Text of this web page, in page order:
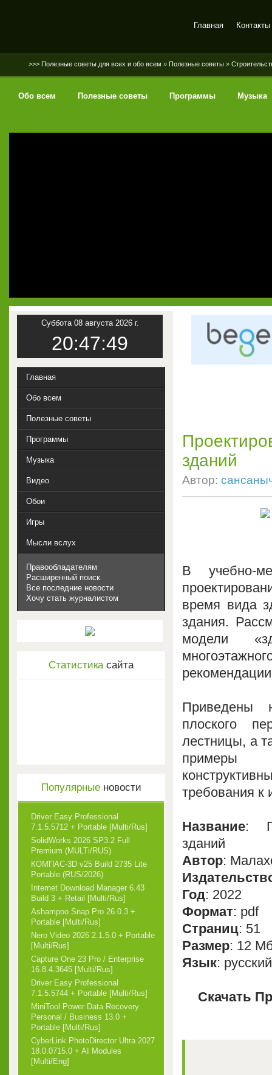
Главная Контакты
>>> Полезные советы для всех и обо всем » Полезные советы »
Обо всем Полезные советы Программы Музыка
зданий
Автор:
В учебно-
время вида
здания.
модели
Приведены
плоского
лестницы, а
примеры
требования к
Название:
зданий
Автор:
Год: 2022
Формат: pdf
Страниц: 51
Размер: 12
Язык: русский
Скачать
Суббота 08 августа 2026 г.
20:47:49
Главная
Обо всем
Полезные советы
Программы
Музыка
Видео
Обои
Игры
Мысли вслух
Правообладателям
Расширенный поиск
Все последние новости
Хочу стать журналистом
Статистикасайта
Популярныеновости
Driver Easy Professional
7.1.5.5712 + Portable [Multi/Rus]
SolidWorks 2026 SP3.2 Full
Premium (MULTi/RUS)
КОМПАС-3D v25 Build 2735 Lite
Portable (RUS/2026)
Internet Download Manager 6.43
Build 3 + Retail [Multi/Rus]
Ashampoo Snap Pro 26.0.3 +
Portable [Multi/Rus]
Nero Video 2026 2.1.5.0 + Portable
[Multi/Rus]
Capture One 23 Pro / Enterprise
16.8.4.3645 [Multi/Rus]
Driver Easy Professional
7.1.5.5744 + Portable [Multi/Rus]
MiniTool Power Data Recovery
Personal / Business 13.0 +
Portable [Multi/Rus]
CyberLink PhotoDirector Ultra 2027
18.0.0715.0 + AI Modules
[Multi/Eng]